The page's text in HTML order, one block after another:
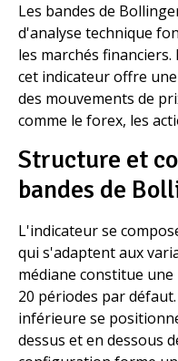
Les bandes de
d'analyse technique
les marchés
cet indicateur offre
des mouvements de
comme le forex, les
Structure et
bandes de
L'indicateur se
qui s'adaptent aux
médiane constitue
20 périodes par
inférieure se
dessus et en dessous